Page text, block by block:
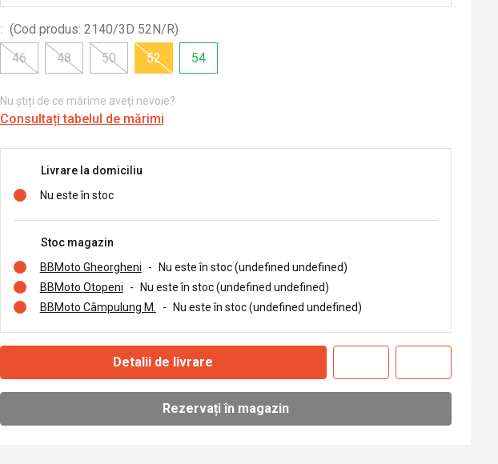
: (Cod produs: 2140/3D 52N/R)
46
48 50 52 54
Nu știți de ce mărime aveți nevoie?
Consultați tabelul de mărimi
Livrare la domiciliu
Nu este în stoc
Stoc magazin
BBMoto Gheorgheni
-
Nu este în stoc (undefined undefined)
BBMoto Otopeni
-
Nu este în stoc (undefined undefined)
BBMoto Câmpulung M.
- Nu este în stoc (undefined undefined)
Detalii de livrare
Rezervați în magazin